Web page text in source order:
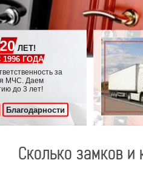
ЛЕТ!
ГОДА
за
МЧС. Даем
до 3 лет!
Благодарности
Сколько замков и